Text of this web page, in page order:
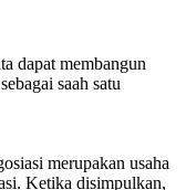
dapat membangun
saah satu
merupakan usaha
Ketika disimpulkan,